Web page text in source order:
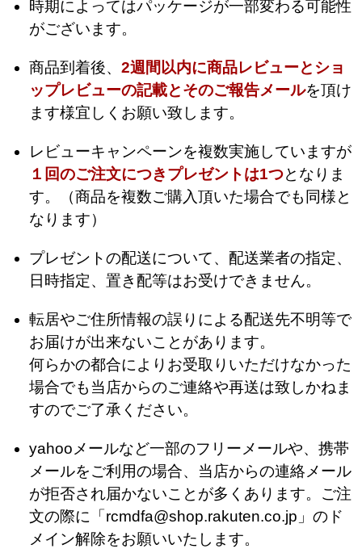
時期によってはパッケージが一部変わる可能性
がございます。
商品到着後、 2週間以内に商品レビューとショ
ップレビューの記載とそのご報告メールを頂け
ます様宜しくお願い致します。
レビューキャンペーンを複数実施していますが
１回のご注文につきプレゼントは1つとなりま
す。（商品を複数ご購入頂いた場合でも同様と
なります）
プレゼントの配送について、配送業者の指定、
日時指定、置き配等はお受けできません。
転居やご住所情報の誤りによる配送先不明等で
お届けが出来ないことがあります。
何らかの都合によりお受取りいただけなかった
場合でも当店からのご連絡や再送は致しかねま
すのでご了承ください。
yahooメールなど一部のフリーメールや、携帯
メールをご利用の場合、当店からの連絡メール
が拒否され届かないことが多くあります。ご注
文の際に「rcmdfa@shop.rakuten.co.jp」のド
メイン解除をお願いいたします。